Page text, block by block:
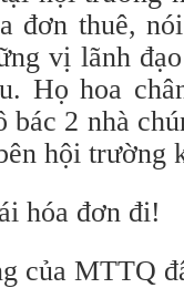
đơn thuê,
vị lãnh
Họ hoa
bác 2 nhà
hội trường
hóa đơn đi!
của MTTQ